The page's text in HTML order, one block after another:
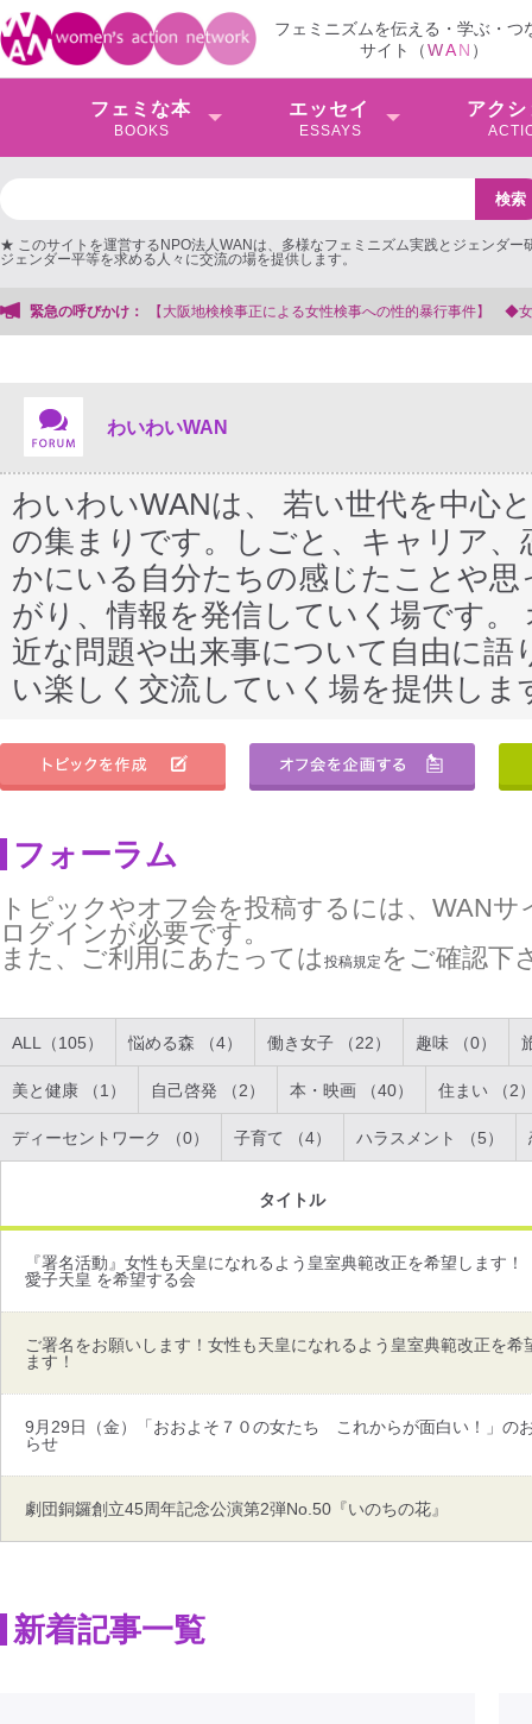
フェミニズムを伝える・学ぶ・つ
サイト（WAN ）
フェミな本
BOOKS
エッセイ
ESSAYS
アクシ
★ このサイトを運営するNPO法人WANは、多様なフェミニズム実践とジェンダー
ジェンダー平等を求める人々に交流の場を提供します。
緊急の呼びかけ：
る女性検事への性的暴行事件】 ◆女性検事を支援する会事務局
わいわいWAN
わいわいWANは、 若い世代を中心
の集まりです。しごと、キャリア
かにいる自分たちの感じたことや
がり、情報を発信していく場です
近な問題や出来事について自由に
い楽しく交流していく場を提供しま
フォーラム
トピックやオフ会を投稿するには、WAN
ログインが必要です。
また、ご利用にあたっては 投稿規定 をご確認下
ALL（105） 悩める森 （4） 働き女子 （22） 趣味 （0）
美と健康 （1） 自己啓発 （2） 本・映画 （40） 住まい （2
ディーセントワーク （0） 子育て （4） ハラスメント （5）
タイトル
『署名活動』女性も天皇になれるよう皇室典範改正を希望します
愛子天皇 を希望する会
ご署名をお願いします！女性も天皇になれるよう皇室典範改正を希
ます！
9月29日（金）「おおよそ７０の女たち これからが面白い！」の
らせ
劇団銅鑼創立45周年記念公演第2弾No.50『いのちの花』
新着記事一覧